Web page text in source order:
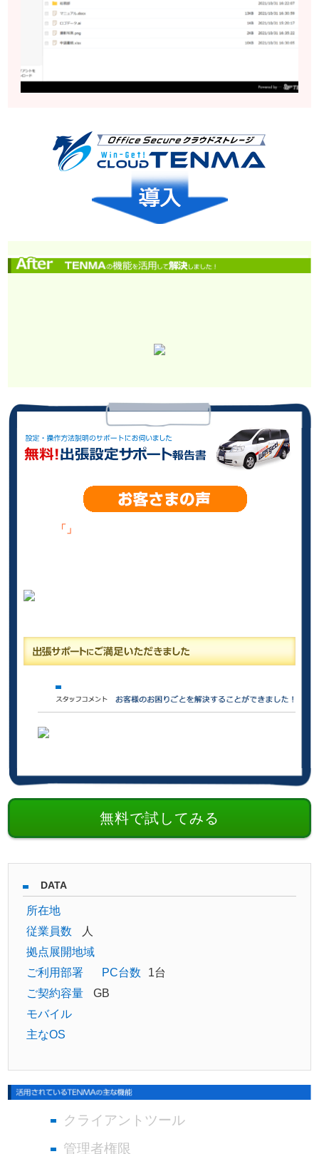
「」
無料で試してみる
DATA
所在地
従業員数
人
拠点展開地域
ご利用部署
PC台数
1台
ご契約容量
GB
モバイル
主なOS
クライアントツール
管理者権限